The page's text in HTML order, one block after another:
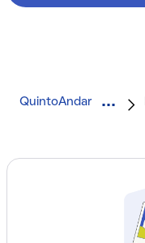
QuintoAndar